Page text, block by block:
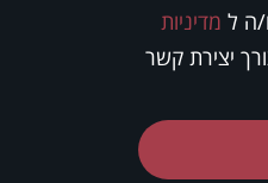
ה ל מדיניות
יצירת קשר